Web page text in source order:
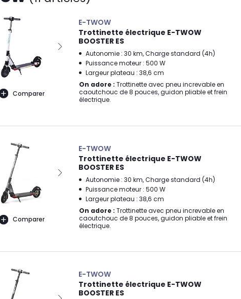
Comparer
E-TWOW
Trottinette électrique E-TWOW
BOOSTER ES
Autonomie : 30 km, Charge standard (4h)
Puissance moteur : 500 W
Largeur plateau : 38,6 cm
On adore : Trottinette avec pneu increvable en
caoutchouc de 8 pouces, guidon pliable et frein
électrique.
Comparer
E-TWOW
Trottinette électrique E-TWOW
BOOSTER ES
Autonomie : 30 km, Charge standard (4h)
Puissance moteur : 500 W
Largeur plateau : 38,6 cm
On adore : Trottinette avec pneu increvable en
caoutchouc de 8 pouces, guidon pliable et frein
électrique.
E-TWOW
Trottinette électrique E-TWOW
BOOSTER ES